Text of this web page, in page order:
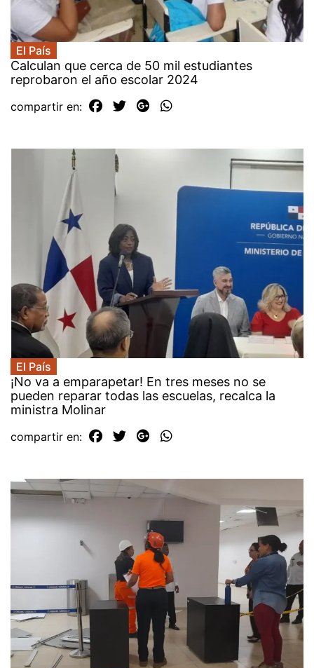
El País
Calculan que cerca de 50 mil estudiantes
reprobaron el año escolar 2024
compartir en:
El País
¡No va a emparapetar! En tres meses no se
pueden reparar todas las escuelas, recalca la
ministra Molinar
compartir en: